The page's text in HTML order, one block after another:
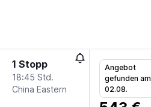
1 Stopp
18:45 Std.
China Eastern
Angebot
gefunden am
02.08.